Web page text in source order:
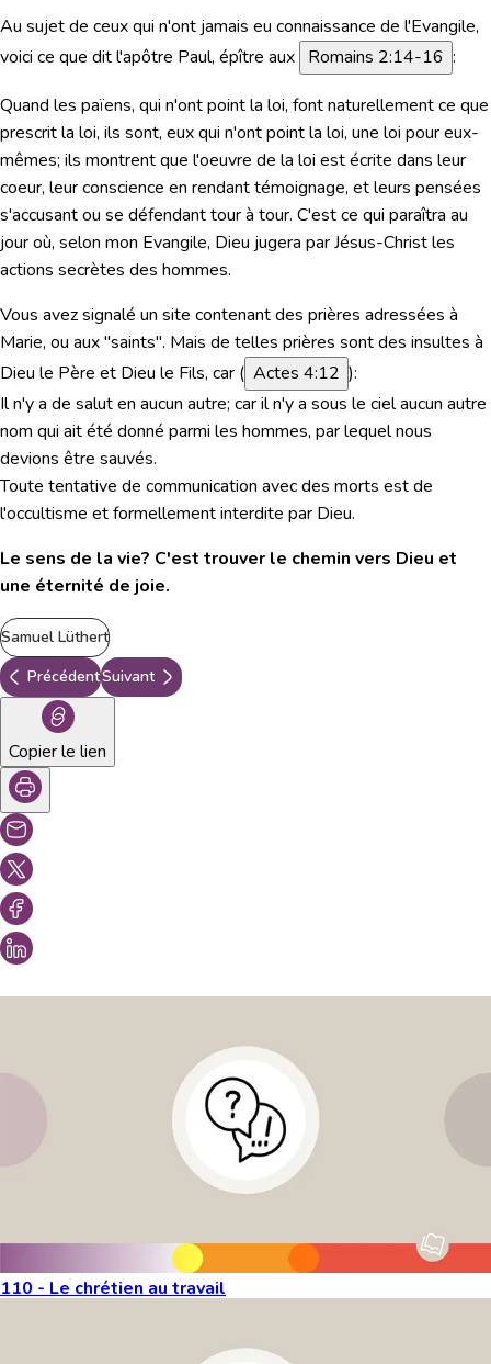
Au sujet de ceux qui n'ont jamais eu connaissance de l'Evangile,
voici ce que dit l'apôtre Paul, épître aux Romains 2:14-16 :
Quand les païens, qui n'ont point la loi, font naturellement ce que
prescrit la loi, ils sont, eux qui n'ont point la loi, une loi pour eux-
mêmes; ils montrent que l'oeuvre de la loi est écrite dans leur
coeur, leur conscience en rendant témoignage, et leurs pensées
s'accusant ou se défendant tour à tour. C'est ce qui paraîtra au
jour où, selon mon Evangile, Dieu jugera par Jésus-Christ les
actions secrètes des hommes.
Vous avez signalé un site contenant des prières adressées à
Marie, ou aux "saints". Mais de telles prières sont des insultes à
Dieu le Père et Dieu le Fils, car ( Actes 4:12 ):
Il n'y a de salut en aucun autre; car il n'y a sous le ciel aucun autre
nom qui ait été donné parmi les hommes, par lequel nous
devions être sauvés.
Toute tentative de communication avec des morts est de
l'occultisme et formellement interdite par Dieu.
Le sens de la vie? C'est trouver le chemin vers Dieu et
une éternité de joie.
Samuel Lüthert
PrécédentSuivant
Copier le lien
110 - Le chrétien au travail